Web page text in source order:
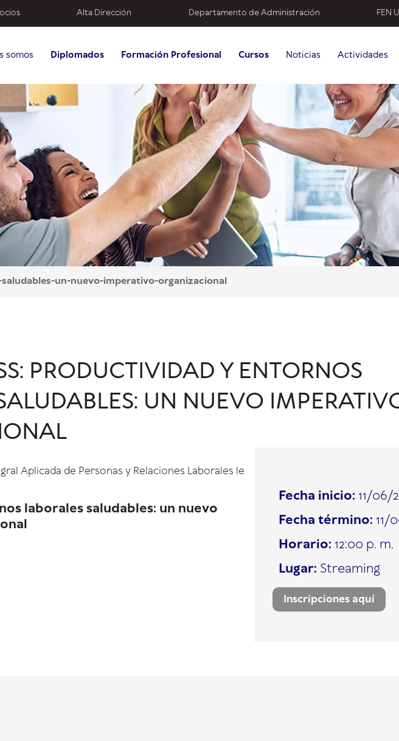
Alta Dirección Departamento de Administración FEN
somos Diplomados Formación Profesional Cursos Noticias Actividades
un-nuevo-imperativo-organizacional
PRODUCTIVIDAD Y ENTORNOS
UN NUEVO
Aplicada de Personas y Relaciones Laborales le
laborales saludables: un nuevo
Fecha inicio: 11/06/
Fecha término: 11/
Horario: 12:00 p. m.
Lugar: Streaming
Inscripciones aquí